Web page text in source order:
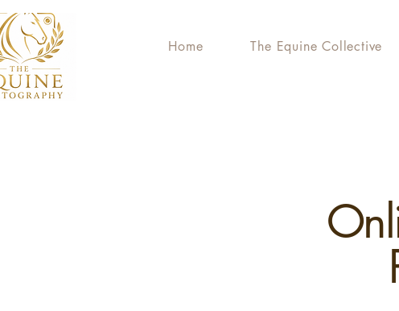
Home The Equine Collective